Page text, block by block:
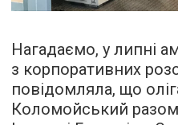
Нагадаємо, у липні
з корпоративних
повідомляла, що
Коломойський разом